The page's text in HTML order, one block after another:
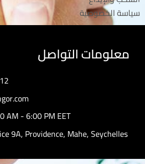
سياسة الخصوصية
معلومات التواصل
AM - 6:00 PM EET
9A, Providence, Mahe, Seychelles